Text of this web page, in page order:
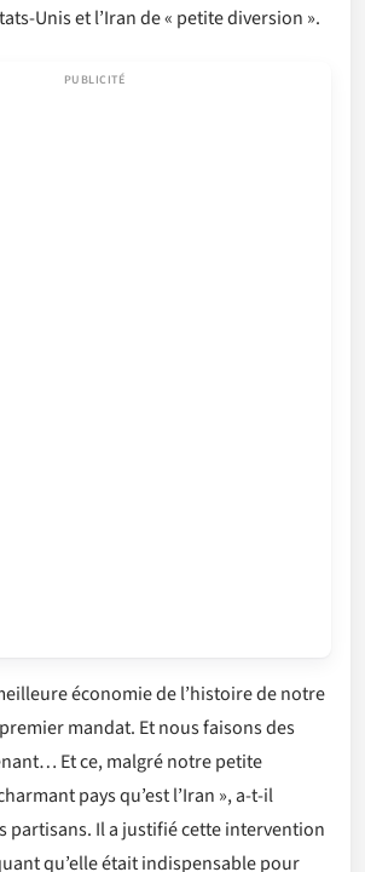
Unis et l’Iran de « petite diversion ».
économie de l’histoire de notre
mandat. Et nous faisons des
Et ce, malgré notre petite
pays qu’est l’Iran », a-t-il
partisans. Il a justifié cette intervention
qu’elle était indispensable pour